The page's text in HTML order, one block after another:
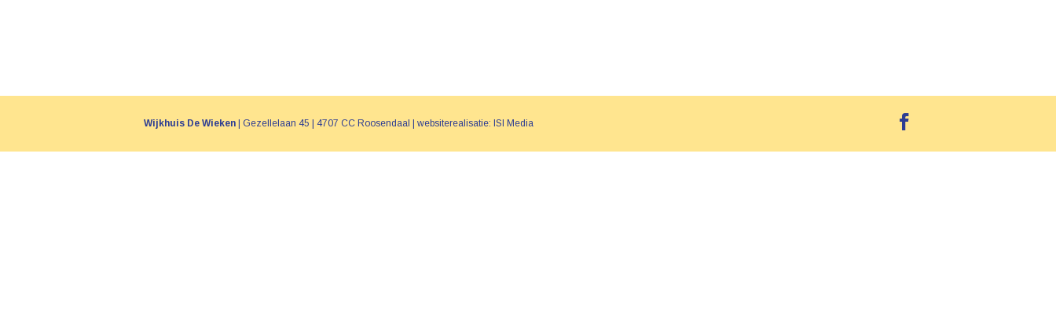
Wijkhuis De Wieken| Gezellelaan 45 | 4707 CC Roosendaal | websiterealisatie: ISI Media